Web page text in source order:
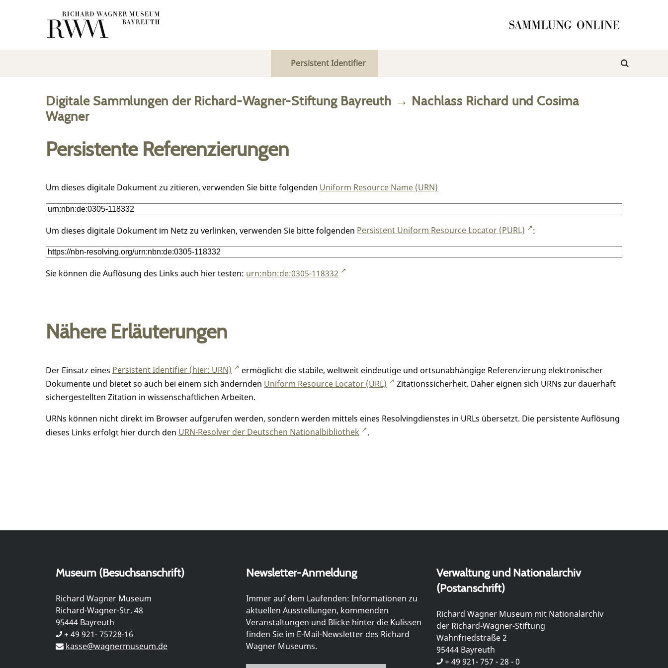
Persistent Identifier
Digitale Sammlungen der Richard-Wagner-Stiftung Bayreuth → Nachlass Richard und Cosima
Wagner
Persistente Referenzierungen
Um dieses digitale Dokument zu zitieren, verwenden Sie bitte folgenden Uniform Resource Name (URN)
Um dieses digitale Dokument im Netz zu verlinken, verwenden Sie bitte folgenden Persistent Uniform Resource Locator (PURL) :
Sie können die Auflösung des Links auch hier testen: urn:nbn:de:0305-118332
Nähere Erläuterungen
Der Einsatz eines Persistent Identifier (hier: URN)
ermöglicht die stabile, weltweit eindeutige und ortsunabhängige Referenzierung elektronischer
Dokumente und bietet so auch bei einem sich ändernden Uniform Resource Locator (URL)
Zitationssicherheit. Daher eignen sich URNs zur dauerhaft
sichergestellten Zitation in wissenschaftlichen Arbeiten.
URNs können nicht direkt im Browser aufgerufen werden, sondern werden mittels eines Resolvingdienstes in URLs übersetzt. Die persistente Auflösung
dieses Links erfolgt hier durch den URN-Resolver der Deutschen Nationalbibliothek .
Museum (Besuchsanschrift)
Richard Wagner Museum
Richard-Wagner-Str. 48
95444 Bayreuth
+ 49 921- 75728-16
kasse@wagnermuseum.de
Newsletter-Anmeldung
Immer auf dem Laufenden: Informationen zu
aktuellen Ausstellungen, kommenden
Veranstaltungen und Blicke hinter die Kulissen
finden Sie im E-Mail-Newsletter des Richard
Wagner Museums.
Verwaltung und Nationalarchiv
(Postanschrift)
Richard Wagner Museum mit Nationalarchiv
der Richard-Wagner-Stiftung
Wahnfriedstraße 2
95444 Bayreuth
+ 49 921- 757 - 28 - 0